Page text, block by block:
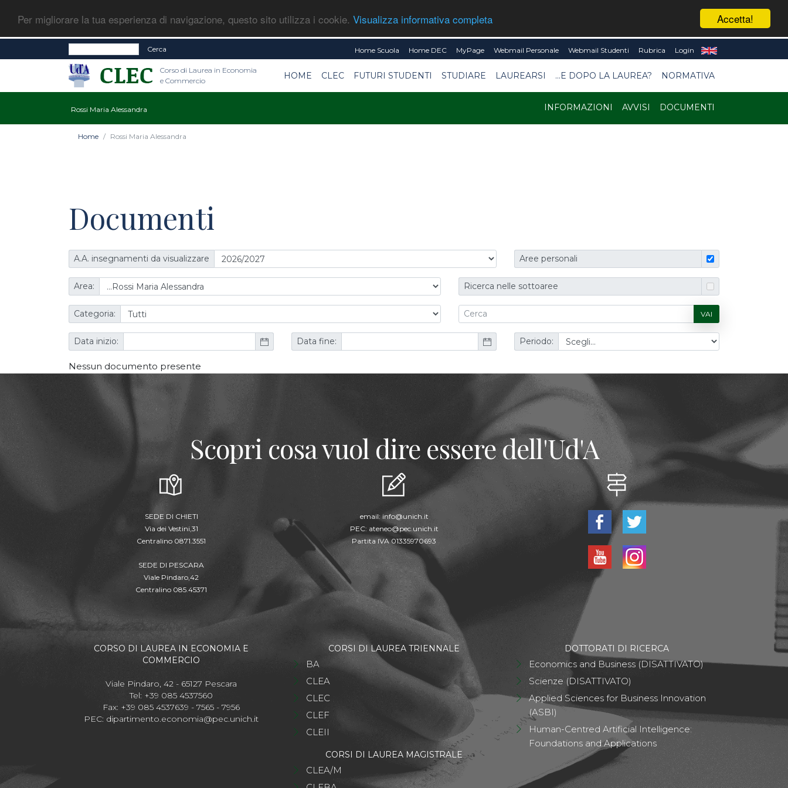
Accetta!
Per migliorare la tua esperienza di navigazione, questo sito utilizza i cookie. Visualizza informativa completa
Cerca Home Scuola Home DEC MyPage Webmail Personale Webmail Studenti Rubrica Login
Corso di Laurea in Economia
e Commercio
HOME CLEC FUTURI STUDENTI STUDIARE LAUREARSI ...E DOPO LA LAUREA? NORMATIVA
Rossi Maria Alessandra INFORMAZIONI AVVISI DOCUMENTI
Home Rossi Maria Alessandra
Documenti
A.A. insegnamenti da visualizzare Aree personali
Area: Ricerca nelle sottoaree
Categoria: VAI
Data inizio: Data fine: Periodo:
Nessun documento presente
Scopri cosa vuol dire essere dell'Ud'A
SEDE DI CHIETI
Via dei Vestini,31
Centralino 0871.3551
SEDE DI PESCARA
Viale Pindaro,42
Centralino 085.45371
email:info@unich.it
PEC: ateneo@pec.unich.it
Partita IVA 01335970693
CORSO DI LAUREA IN ECONOMIA E
COMMERCIO
Viale Pindaro, 42 - 65127 Pescara
Tel: +39 085 4537560
Fax: +39 085 4537639 - 7565 - 7956
PEC: dipartimento.economia@pec.unich.it
CORSI DI LAUREA TRIENNALE
BA
CLEA
CLEC
CLEF
CLEII
CORSI DI LAUREA MAGISTRALE
CLEA/M
DOTTORATI DI RICERCA
Economics and Business (DISATTIVATO)
Scienze (DISATTIVATO)
Applied Sciences for Business Innovation
(ASBI)
Human-Centred Artificial Intelligence:
Foundations and Applications